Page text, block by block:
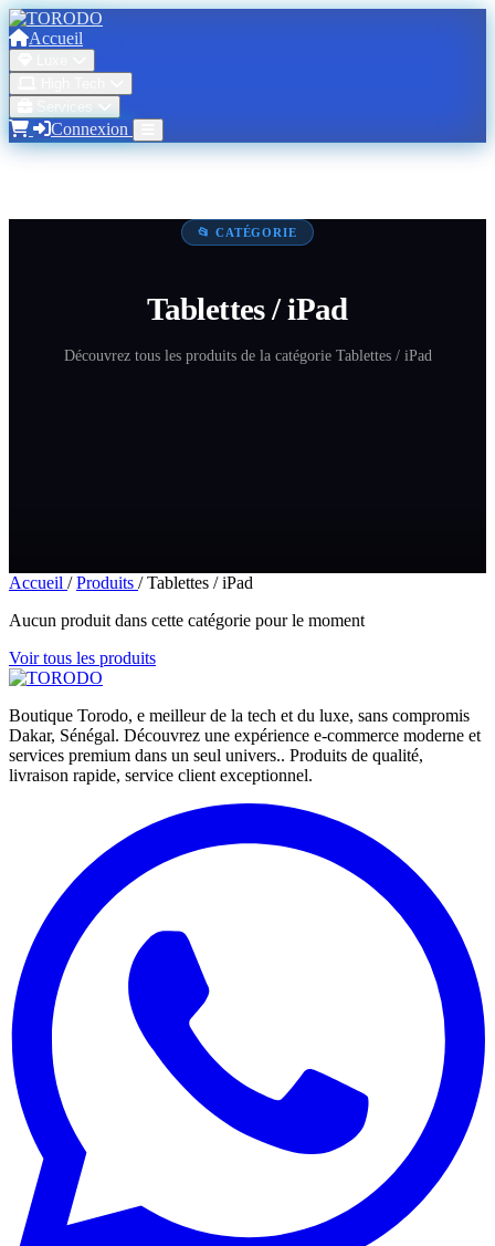
Accueil
Services
Connexion
📂 CATÉGORIE
Tablettes / iPad
Découvrez tous les produits de la catégorie Tablettes / iPad
Accueil / Produits / Tablettes / iPad
Aucun produit dans cette catégorie pour le moment
Voir tous les produits
Boutique Torodo, e meilleur de la tech et du luxe, sans compromis
Dakar, Sénégal. Découvrez une expérience e-commerce moderne et
services premium dans un seul univers.. Produits de qualité,
livraison rapide, service client exceptionnel.